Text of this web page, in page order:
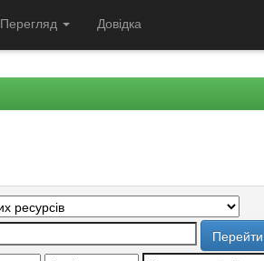
Перегляд Довідка